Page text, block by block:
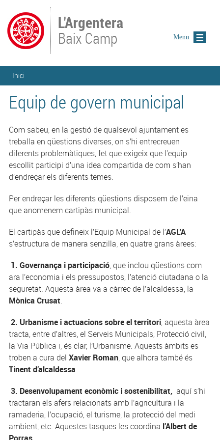
L'Argentera
Baix Camp
Esteu aquí
Inici
Equip de govern municipal
Com sabeu, en la gestió de qualsevol ajuntament es
treballa en qüestions diverses, on s’hi entrecreuen
diferents problemàtiques, fet que exigeix que l’equip
escollit participi d’una idea compartida de com s’han
d’endreçar els diferents temes.
Per endreçar les diferents qüestions disposem de l’eina
que anomenem cartipàs municipal.
El cartipàs que defineix l’Equip Municipal de l’AGL’A
s’estructura de manera senzilla, en quatre grans àrees:
1. Governança i participació, que inclou qüestions com
ara l’economia i els pressupostos, l’atenció ciutadana o la
seguretat. Aquesta àrea va a càrrec de l’alcaldessa, la
Mònica Crusat.
2. Urbanisme i actuacions sobre el territori, aquesta àrea
tracta, entre d’altres, el Serveis Municipals, Protecció civil,
la Via Pública i, és clar, l’Urbanisme. Aquests àmbits es
troben a cura del Xavier Roman, que alhora també és
Tinent d’alcaldessa.
3. Desenvolupament econòmic i sostenibilitat, aquí s’hi
tractaran els afers relacionats amb l’agricultura i la
ramaderia, l’ocupació, el turisme, la protecció del medi
ambient, etc. Aquestes tasques les coordina l’Albert de
Menu